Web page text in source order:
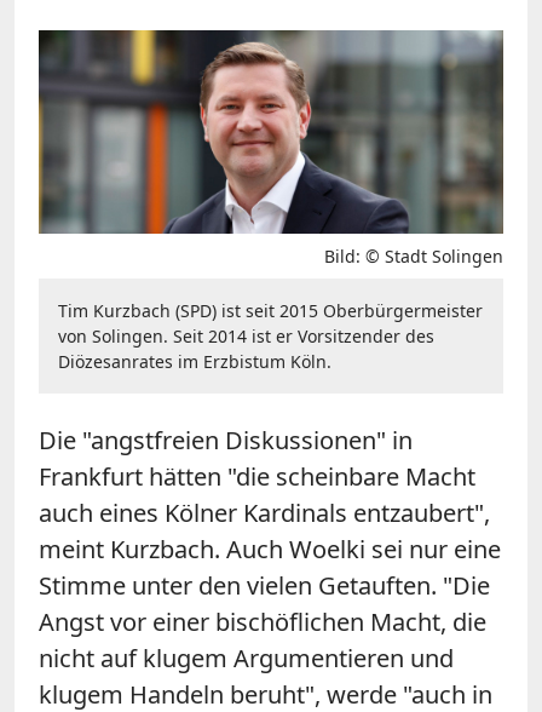
Bild: © Stadt Solingen
Tim Kurzbach (SPD) ist seit 2015 Oberbürgermeister
von Solingen. Seit 2014 ist er Vorsitzender des
Diözesanrates im Erzbistum Köln.
Die "angstfreien Diskussionen" in
Frankfurt hätten "die scheinbare Macht
auch eines Kölner Kardinals entzaubert",
meint Kurzbach. Auch Woelki sei nur eine
Stimme unter den vielen Getauften. "Die
Angst vor einer bischöflichen Macht, die
nicht auf klugem Argumentieren und
klugem Handeln beruht", werde "auch in